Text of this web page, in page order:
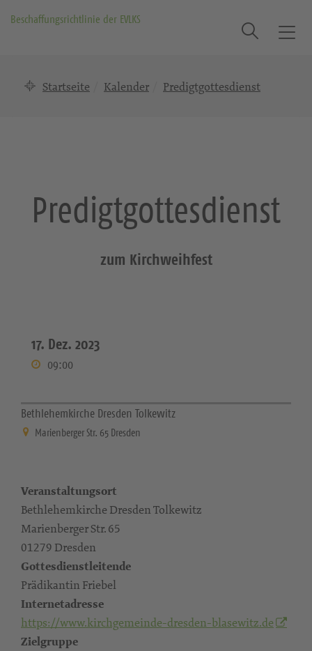
Beschaffungsrichtlinie der EVLKS
T
Suche
Startseite Kalender Predigtgottesdienst
Predigtgottesdienst
zum Kirchweihfest
17. Dez. 2023
09:00
Bethlehemkirche Dresden Tolkewitz
Marienberger Str. 65 Dresden
Veranstaltungsort
Bethlehemkirche Dresden Tolkewitz
Marienberger Str. 65
01279 Dresden
Gottesdienstleitende
Prädikantin Friebel
Internetadresse
https://www.kirchgemeinde-dresden-blasewitz.de
Zielgruppe